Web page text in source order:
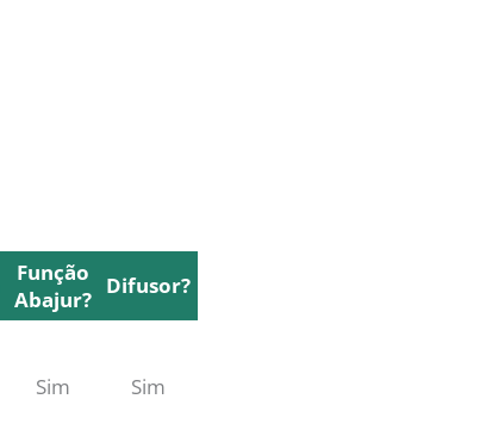
Função
Abajur?
Difusor?
Sim Sim